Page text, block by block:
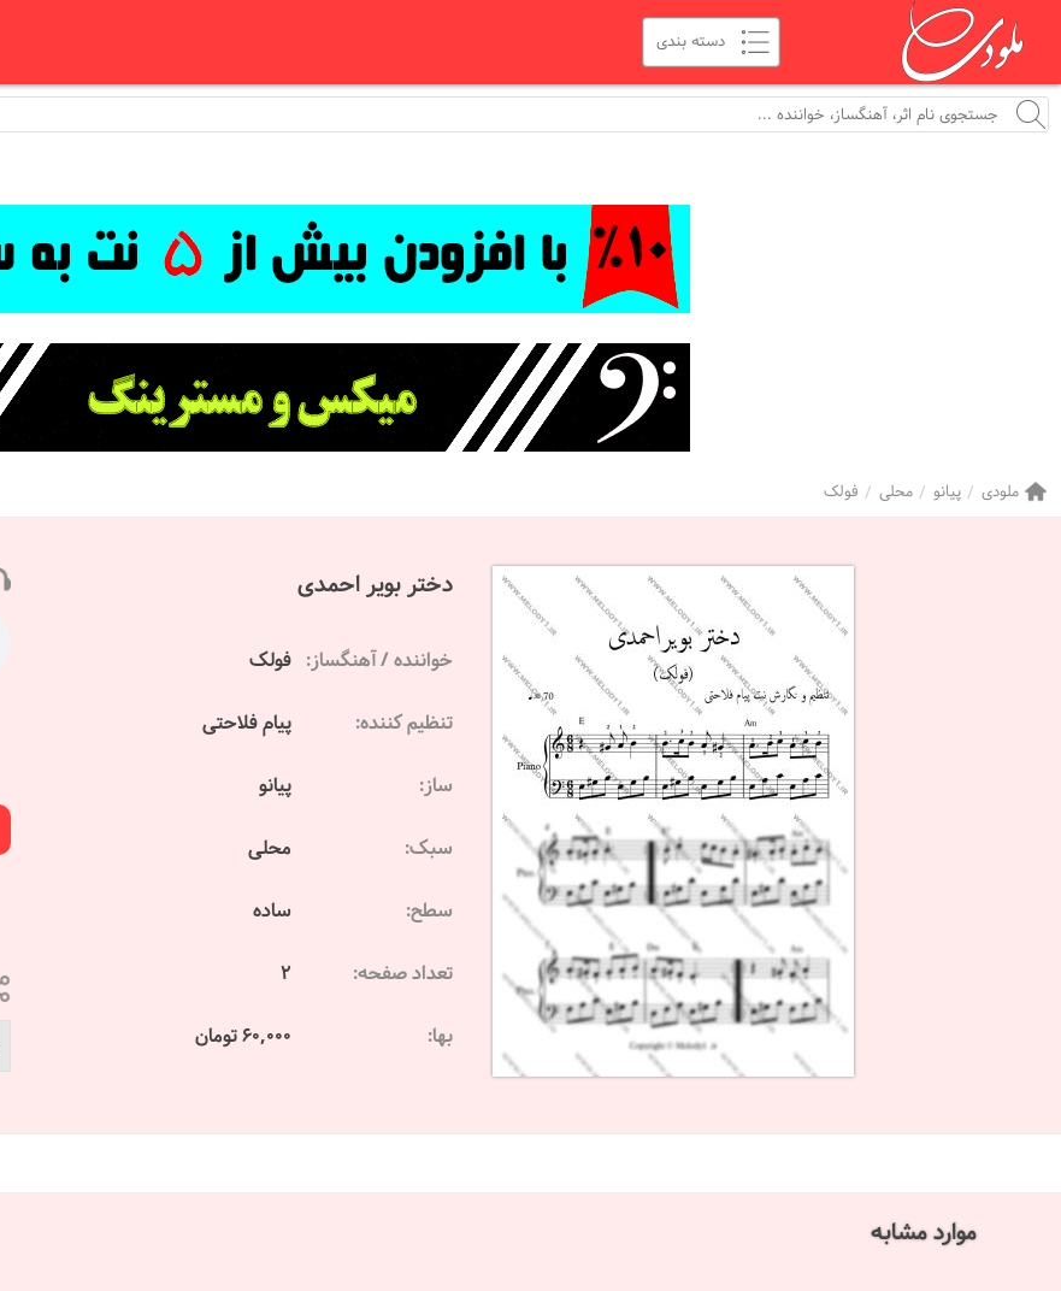
ملودی پیانو محلی فولک
دختر بویر احمدی
خواننده / آهنگساز: فولک
تنظیم کننده: پیام فلاحتی
ساز: پیانو
سبک: محلی
سطح: ساده
تعداد صفحه: 2
بها: 60,000 تومان
موارد مشابه